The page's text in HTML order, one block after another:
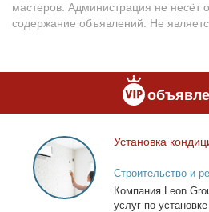
мастеров. Администрация не несёт
содержание объявлений. Не
Установка
кондиционеров
в
Москве
Уста­нов­ка
Строительство и
кондиционеров
Ком­па­ния Leon
услуг по